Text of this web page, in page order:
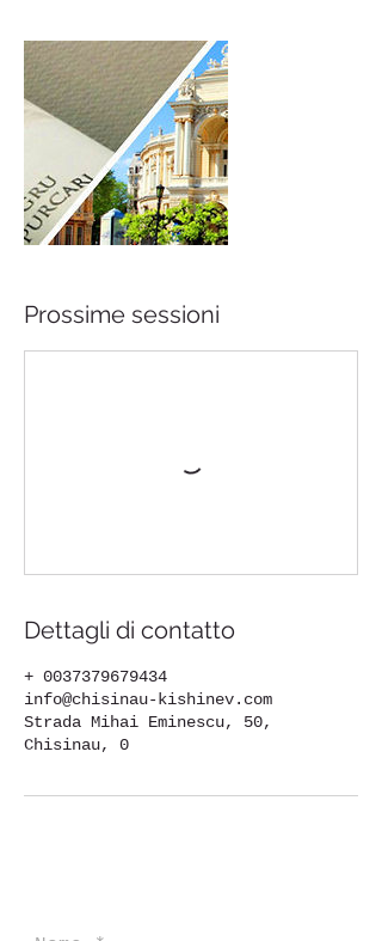
Prossime sessioni
Dettagli di contatto
+ 0037379679434
info@chisinau-kishinev.com
Strada Mihai Eminescu, 50,
Chisinau, 0